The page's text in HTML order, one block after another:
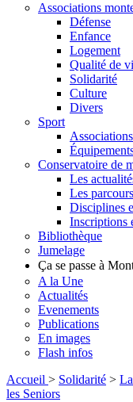
Associations
Défense
Enfance
Logement
Qualité de
Solidarité
Culture
Divers
Sport
Conservatoire de
Les
Les
Disciplines
Inscriptions
Bibliothèque
Jumelage
Ça se passe à
A la Une
Actualités
Evenements
Publications
En images
Flash infos
Accueil > Solidarité >
les Seniors